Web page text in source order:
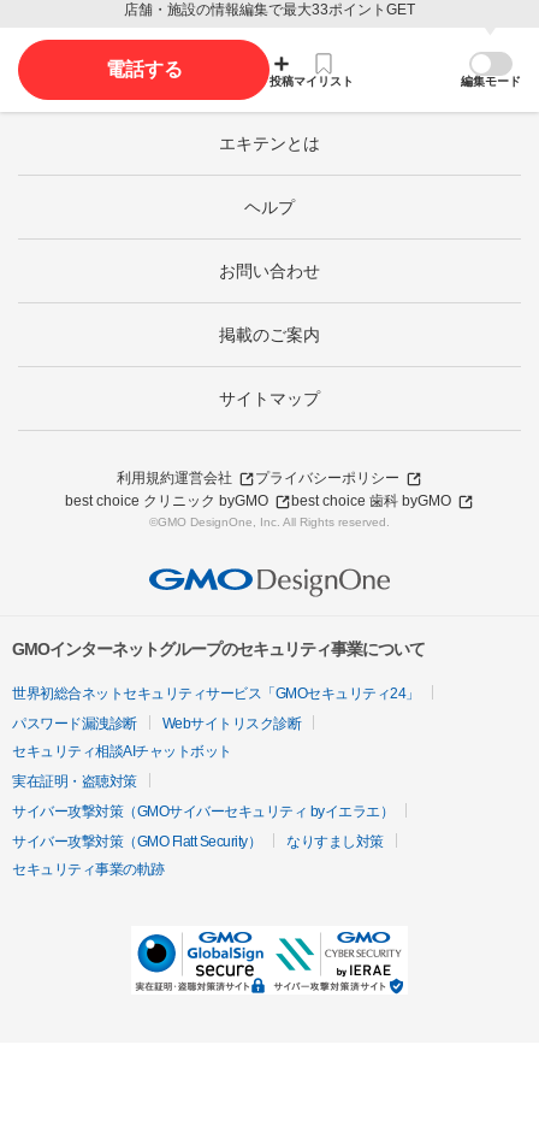
店舗・施設の情報編集で最大33ポイントGET
電話する
投稿マイリスト 編集モード
エキテンとは
ヘルプ
お問い合わせ
掲載のご案内
サイトマップ
利用規約運営会社
プライバシーポリシー
best choice クリニック byGMO
best choice 歯科 byGMO
©GMO DesignOne, Inc. All Rights reserved.
GMOインターネットグループのセキュリティ事業について
世界初総合ネットセキュリティサービス「GMOセキュリティ24」
パスワード漏洩診断
Webサイトリスク診断
セキュリティ相談AIチャットボット
実在証明・盗聴対策
サイバー攻撃対策（GMOサイバーセキュリティ byイエラエ）
サイバー攻撃対策（GMO Flatt Security）
なりすまし対策
セキュリティ事業の軌跡